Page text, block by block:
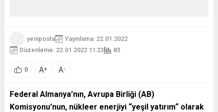
yeniposta
Yayınlama: 22.01.2022
Düzenleme: 22.01.2022 11:23
83
0 A+ A-
Federal Almanya’nın, Avrupa Birliği (AB)
Komisyonu’nun, nükleer enerjiyi “yeşil yatırım“ olarak